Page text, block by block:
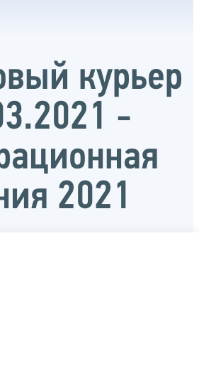
курьер
-
2021